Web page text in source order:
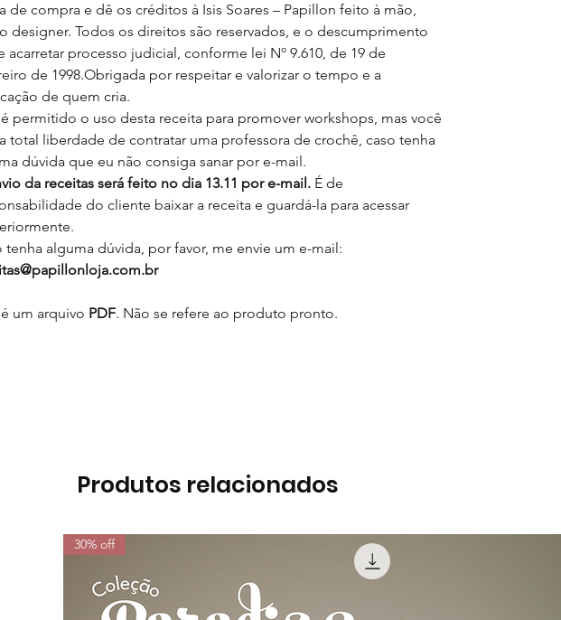
de compra e dê os créditos à Isis Soares – Papillon feito à mão,
designer. Todos os direitos são reservados, e o descumprimento
acarretar processo judicial, conforme lei Nº 9.610, de 19 de
de 1998.Obrigada por respeitar e valorizar o tempo e a
de quem cria.
permitido o uso desta receita para promover workshops, mas você
total liberdade de contratar uma professora de crochê, caso tenha
dúvida que eu não consiga sanar por e-mail.
da receitas será feito no dia 13.11 por e-mail. É de
do cliente baixar a receita e guardá-la para acessar
tenha alguma dúvida, por favor, me envie um e-mail:
um arquivo PDF. Não se refere ao produto pronto.
Produtos relacionados
30% off